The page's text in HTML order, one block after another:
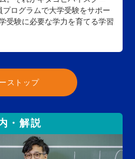
ログラムで大学受験をサポー
受験に必要な学力を育てる学習
ストップ
・解説